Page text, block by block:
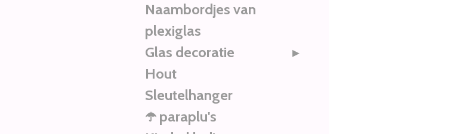
Naambordjes van
plexiglas
Glas decoratie
Hout
Sleutelhanger
☂️ paraplu's